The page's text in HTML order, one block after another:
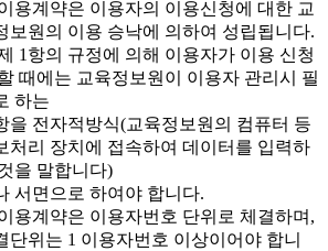
용계약은 이용자의 이용신청에 대한 교
보원의 이용 승낙에 의하여 성립됩니다.
1항의 규정에 의해 이용자가 이용 신청
때에는 교육정보원이 이용자 관리시 필
하는
을 전자적방식(교육정보원의 컴퓨터 등
처리 장치에 접속하여 데이터를 입력하
을 말합니다)
서면으로 하여야 합니다.
용계약은 이용자번호 단위로 체결하며,
단위는 1 이용자번호 이상이어야 합니